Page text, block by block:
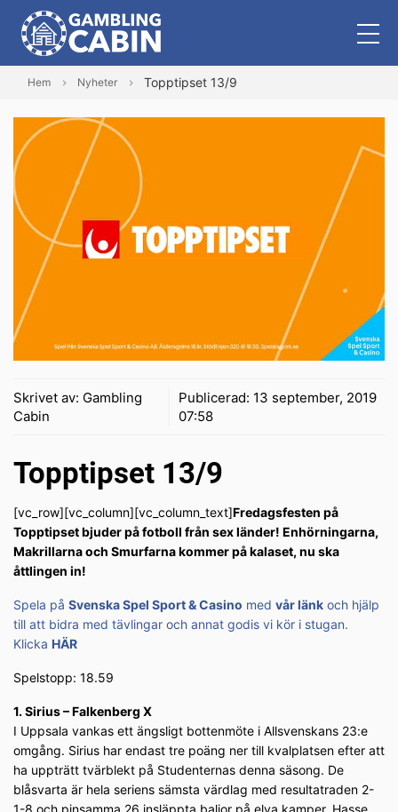
Hem Nyheter Topptipset 13/9
Skrivet av: Gambling
Cabin
Publicerad: 13 september, 2019
07:58
Topptipset 13/9
[vc_row][vc_column][vc_column_text]Fredagsfesten på
Topptipset bjuder på fotboll från sex länder! Enhörningarna,
Makrillarna och Smurfarna kommer på kalaset, nu ska
åttlingen in!
Spela på Svenska Spel Sport & Casino med vår länk och hjälp
till att bidra med tävlingar och annat godis vi kör i stugan.
Klicka HÄR
Spelstopp: 18.59
1. Sirius – Falkenberg X
I Uppsala vankas ett ängsligt bottenmöte i Allsvenskans 23:e
omgång. Sirius har endast tre poäng ner till kvalplatsen efter att
ha uppträtt tvärblekt på Studenternas denna säsong. De
blåsvarta är hela seriens sämsta värdlag med resultatraden 2-